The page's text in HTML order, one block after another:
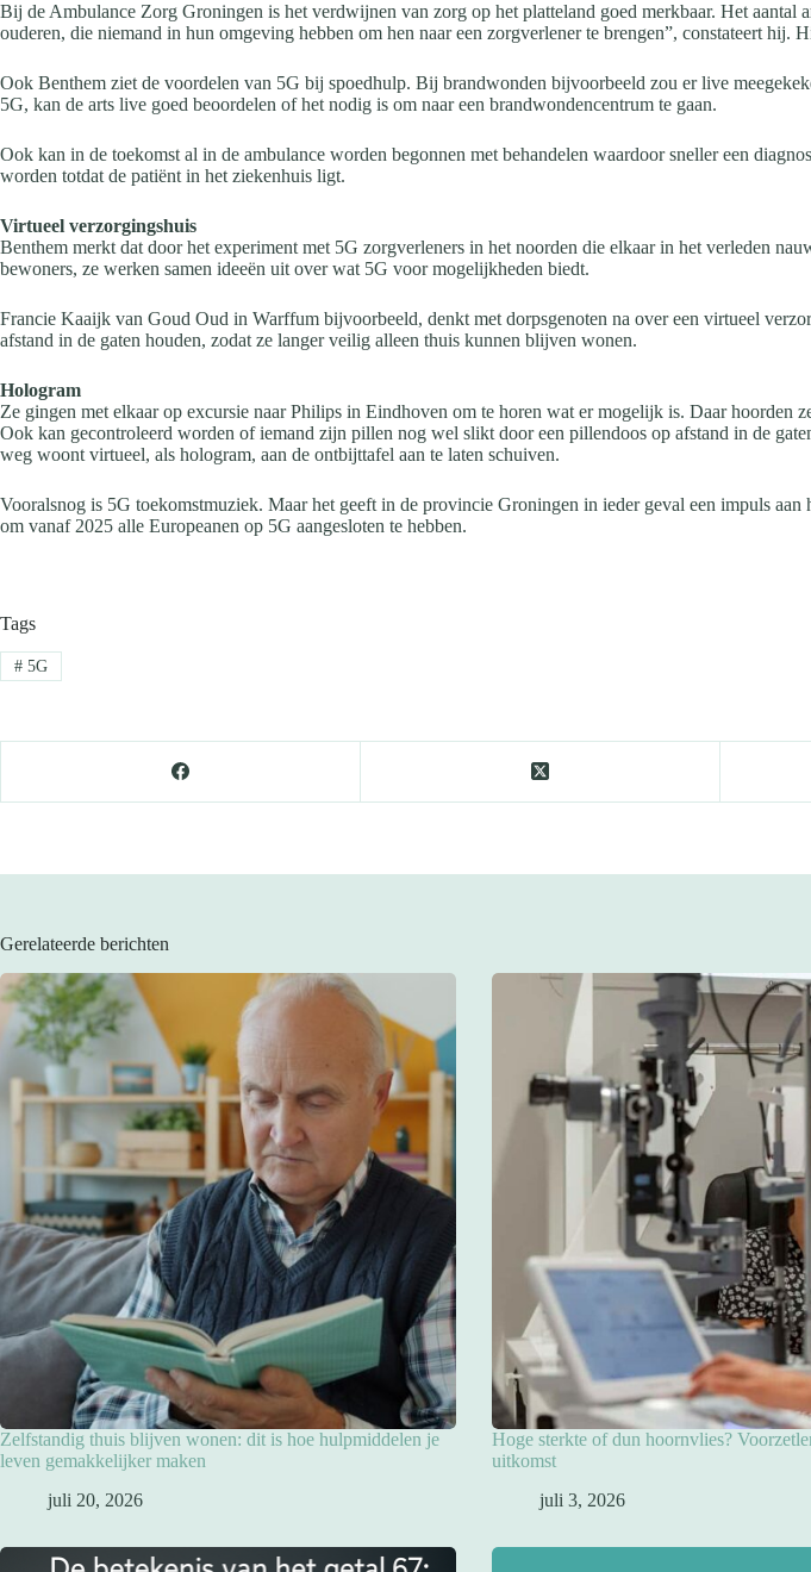
Bij de Ambulance Zorg Groningen is het verdwijnen van zorg op het platteland goed merkbaar. Het
ouderen, die niemand in hun omgeving hebben om hen naar een zorgverlener te brengen”, constateert
Ook Benthem ziet de voordelen van 5G bij spoedhulp. Bij brandwonden bijvoorbeeld zou er live
5G, kan de arts live goed beoordelen of het nodig is om naar een brandwondencentrum te gaan.
Ook kan in de toekomst al in de ambulance worden begonnen met behandelen waardoor sneller een
worden totdat de patiënt in het ziekenhuis ligt.
Virtueel verzorgingshuis
Benthem merkt dat door het experiment met 5G zorgverleners in het noorden die elkaar in het verleden
bewoners, ze werken samen ideeën uit over wat 5G voor mogelijkheden biedt.
Francie Kaaijk van Goud Oud in Warffum bijvoorbeeld, denkt met dorpsgenoten na over een virtueel
afstand in de gaten houden, zodat ze langer veilig alleen thuis kunnen blijven wonen.
Hologram
Ze gingen met elkaar op excursie naar Philips in Eindhoven om te horen wat er mogelijk is. Daar
Ook kan gecontroleerd worden of iemand zijn pillen nog wel slikt door een pillendoos op afstand in de
weg woont virtueel, als hologram, aan de ontbijttafel aan te laten schuiven.
Vooralsnog is 5G toekomstmuziek. Maar het geeft in de provincie Groningen in ieder geval een impuls
om vanaf 2025 alle Europeanen op 5G aangesloten te hebben.
Tags
#5G
Gerelateerde berichten
Zelfstandig thuis blijven wonen: dit is hoe hulpmiddelen je
leven gemakkelijker maken
juli 20, 2026
Hoge sterkte of dun hoornvlies?
uitkomst
juli 3, 2026